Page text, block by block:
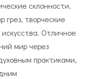
склонности.
грез, творческие
Отличное
мир через
практиками,